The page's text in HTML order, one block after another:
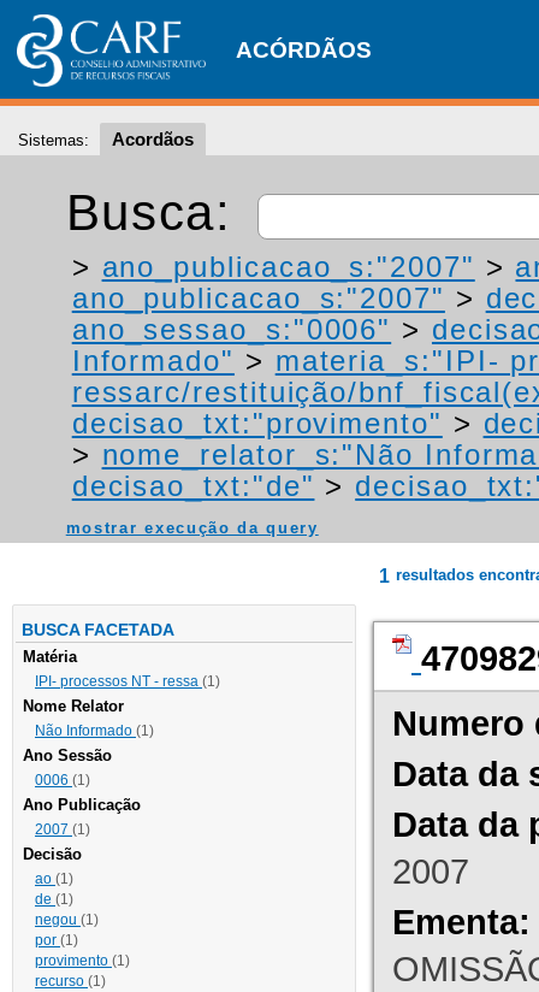
ACÓRDÃOS
Sistemas: Acordãos
Busca:
> ano_publicacao_s:"2007" >
ano_publicacao_s:"2007" >
ano_sessao_s:"0006" >
Informado" > materia_s:"IPI-
ressarc/restituição/
decisao_txt:"provimento" >
> nome_relator_s:"Não
decisao_txt:"de" >
mostrar execução da query
BUSCA FACETADA
Matéria
IPI- processos NT - ressa (1)
Nome Relator
Não Informado (1)
Ano Sessão
0006 (1)
Ano Publicação
2007 (1)
Decisão
ao (1)
de (1)
negou (1)
por (1)
provimento (1)
recurso (1)
1 resultados
Numero
Data da
Data da
2007
Ementa: